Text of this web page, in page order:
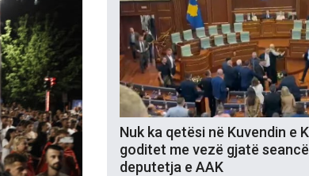
Nuk ka qetësi në Kuvendin e
goditet me vezë gjatë
deputetja e AAK